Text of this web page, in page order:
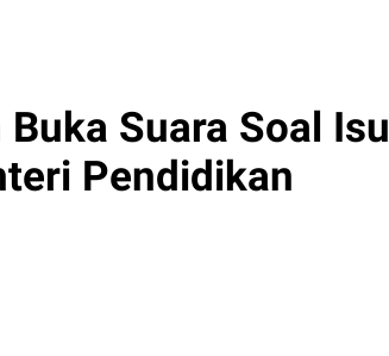
Suara Soal Isu
Pendidikan